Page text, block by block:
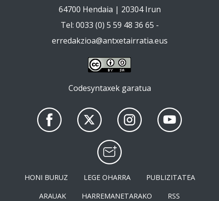
64700 Hendaia | 20304 Irun
Tel: 0033 (0) 5 59 48 36 65 -
erredakzioa@antxetairratia.eus
Codesyntaxek garatua
HONI BURUZ LEGE OHARRA
PUBLIZITATEA
ARAUAK
HARREMANETARAKO RSS